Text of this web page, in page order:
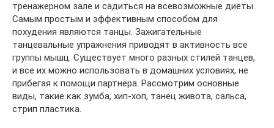
тренажерном зале и садиться на всевозможные диеты.
Самым простым и эффективным способом для
похудения являются танцы. Зажигательные
танцевальные упражнения приводят в активность все
группы мышц. Существует много разных стилей танцев,
и все их можно использовать в домашних условиях, не
прибегая к помощи партнёра. Рассмотрим основные
виды, такие как зумба, хип-хоп, танец живота, сальса,
стрип пластика.